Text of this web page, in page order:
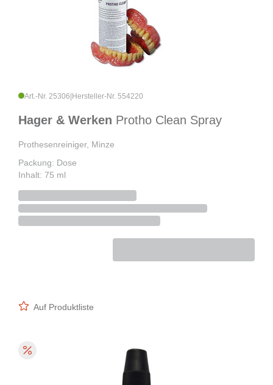
Art.-Nr. 25306 Hersteller-Nr. 554220
Hager & Werken Protho Clean Spray
Prothesenreiniger, Minze
Packung: Dose
Inhalt: 75 ml
Auf Produktliste